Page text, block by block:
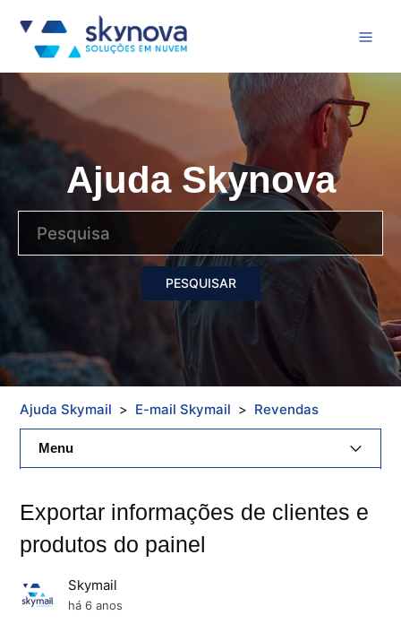
Ajuda Skynova
Ajuda Skymail E-mail Skymail Revendas
Menu
Cloud Skymail
Painel De Controle
Exportar informações de clientes e
produtos do painel
Skymail
há 6 anos